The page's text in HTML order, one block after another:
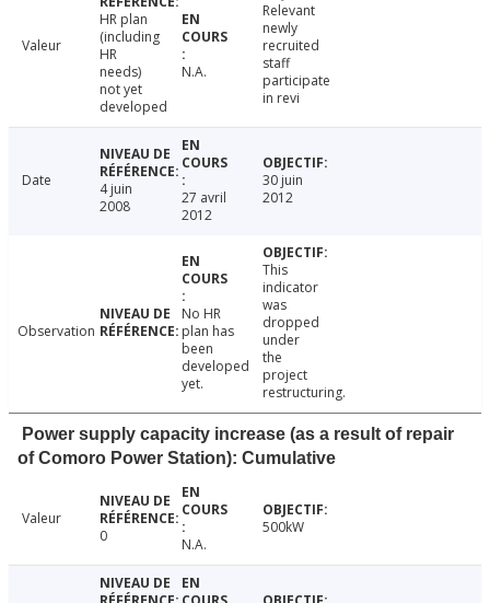
Valeur
HR plan
(including
HR
needs)
not yet
developed
N.A.
Relevant
newly
recruited
staff
participate
in revi
Date
4 juin
2008
27 avril
2012
30 juin
2012
Observation
No HR
plan has
been
developed
yet.
This
indicator
was
dropped
under
the
project
restructuring.
Power supply capacity increase (as a result of repair
of Comoro Power Station): Cumulative
Valeur
0
N.A.
500kW